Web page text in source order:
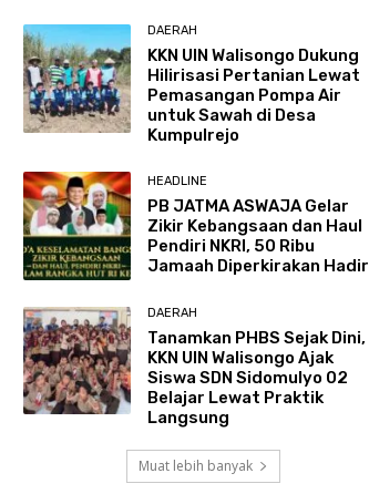
DAERAH
KKN UIN Walisongo Dukung
Hilirisasi Pertanian Lewat
Pemasangan Pompa Air
untuk Sawah di Desa
Kumpulrejo
HEADLINE
PB JATMA ASWAJA Gelar
Zikir Kebangsaan dan Haul
Pendiri NKRI, 50 Ribu
Jamaah Diperkirakan Hadir
DAERAH
Tanamkan PHBS Sejak Dini,
KKN UIN Walisongo Ajak
Siswa SDN Sidomulyo 02
Belajar Lewat Praktik
Langsung
Muat lebih banyak